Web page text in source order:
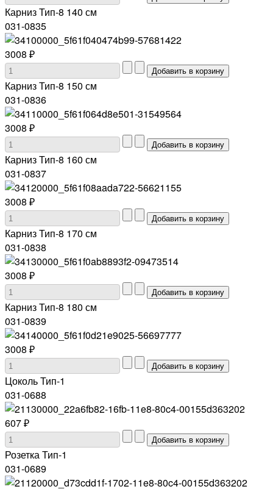
Карниз Тип-8 140 см
031-0835
3008 ₽
Карниз Тип-8 150 см
031-0836
3008 ₽
Карниз Тип-8 160 см
031-0837
3008 ₽
Карниз Тип-8 170 см
031-0838
3008 ₽
Карниз Тип-8 180 см
031-0839
3008 ₽
Цоколь Тип-1
031-0688
607 ₽
Розетка Тип-1
031-0689